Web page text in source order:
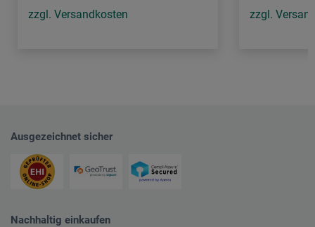
zzgl. Versandkosten zzgl.
Ausgezeichnet sicher
Nachhaltig einkaufen